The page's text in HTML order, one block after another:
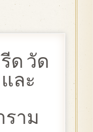
ด วัด
ละ
าม